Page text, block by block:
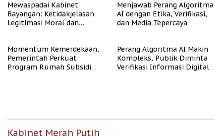
Mewaspadai Kabinet
Bayangan: Ketidakjelasan
Legitimasi Moral dan
Menjawab Perang Algoritma
AI dengan Etika, Verifikasi,
dan Media Tepercaya
Momentum Kemerdekaan,
Pemerintah Perkuat
Program Rumah Subsidi
Perang Algoritma AI Makin
Kompleks, Publik Diminta
Verifikasi Informasi Digital
Kabinet Merah Putih